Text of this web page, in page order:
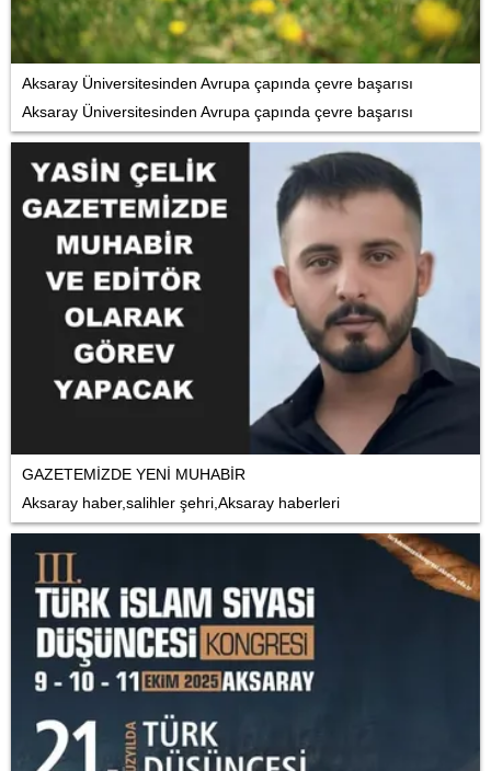
Aksaray Üniversitesinden Avrupa çapında çevre başarısı
Aksaray Üniversitesinden Avrupa çapında çevre başarısı
GAZETEMİZDE YENİ MUHABİR
Aksaray haber,salihler şehri,Aksaray haberleri